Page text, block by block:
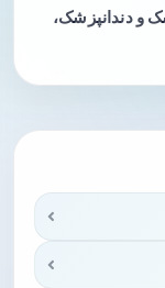
و دندانپزشک،